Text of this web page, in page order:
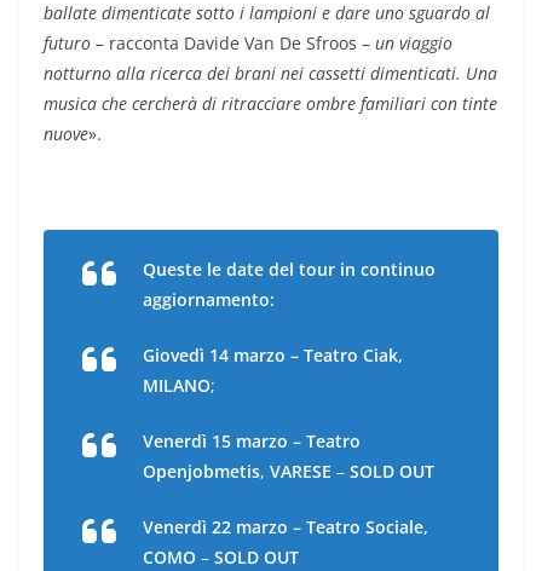
ballate dimenticate sotto i lampioni e dare uno sguardo al
futuro – racconta Davide Van De Sfroos – un viaggio
notturno alla ricerca dei brani nei cassetti dimenticati. Una
musica che cercherà di ritracciare ombre familiari con tinte
nuove».
Queste le date del tour in continuo
aggiornamento:
Giovedì 14 marzo – Teatro Ciak,
MILANO;
Venerdì 15 marzo – Teatro
Openjobmetis, VARESE – SOLD OUT
Venerdì 22 marzo – Teatro Sociale,
COMO – SOLD OUT